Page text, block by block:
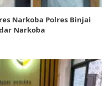
Narkoba Polres Binjai
Narkoba